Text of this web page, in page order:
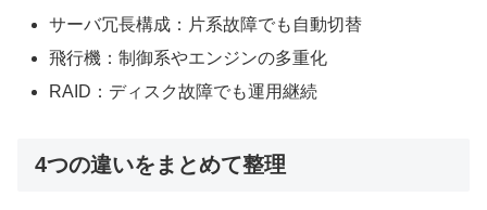
サーバ冗長構成：片系故障でも自動切替
飛行機：制御系やエンジンの多重化
RAID：ディスク故障でも運用継続
4つの違いをまとめて整理